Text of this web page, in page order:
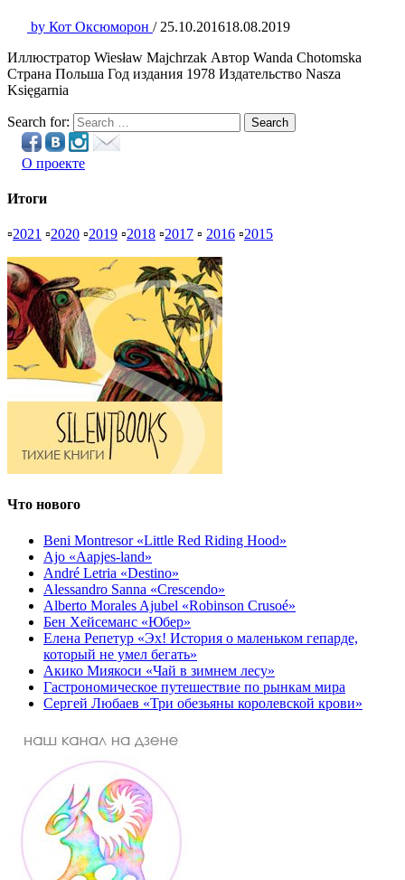
by Кот Оксюморон / 25.10.201618.08.2019
Иллюстратор Wiesław Majchrzak Автор Wanda Chotomska
Страна Польша Год издания 1978 Издательство Nasza
Księgarnia
Search for: Search
О проекте
Итоги
▫2021 ▫2020 ▫2019 ▫2018 ▫2017 ▫ 2016 ▫2015
Что нового
Beni Montresor «Little Red Riding Hood»
Ajo «Aapjes-land»
André Letria «Destino»
Alessandro Sanna «Crescendo»
Alberto Morales Ajubel «Robinson Crusoé»
Бен Хейсеманс «Юбер»
Елена Репетур «Эх! История о маленьком гепарде,
который не умел бегать»
Акико Миякоси «Чай в зимнем лесу»
Гастрономическое путешествие по рынкам мира
Сергей Любаев «Три обезьяны королевской крови»